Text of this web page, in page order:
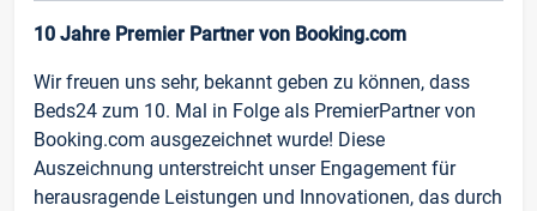
10 Jahre Premier Partner von Booking.com
Wir freuen uns sehr, bekannt geben zu können, dass
Beds24 zum 10. Mal in Folge als PremierPartner von
Booking.com ausgezeichnet wurde! Diese
Auszeichnung unterstreicht unser Engagement für
herausragende Leistungen und Innovationen, das durch